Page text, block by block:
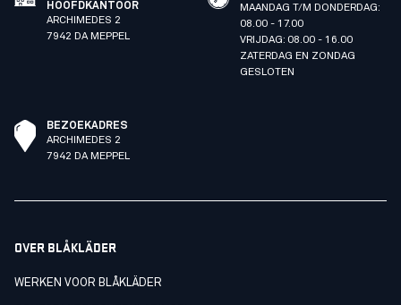
HOOFDKANTOOR
ARCHIMEDES 2
7942 DA MEPPEL
MAANDAG T/M DONDERDAG:
08.00 - 17.00
VRIJDAG: 08.00 - 16.00
ZATERDAG EN ZONDAG
GESLOTEN
BEZOEKADRES
ARCHIMEDES 2
7942 DA MEPPEL
OVER BLÅKLÄDER
WERKEN VOOR BLÅKLÄDER